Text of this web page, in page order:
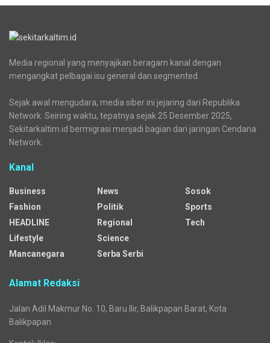
Media regional yang menyajikan beragam kanal dengan
mengangkat pelbagai isu general dan segmented.
Sejak awal mengudara, media siber ini jejaring dari Republika
Network. Seiring waktu, tepatnya sejak 25 Desember 2025,
Sekitarkaltim.id bermigrasi menjadi bagian dari jaringan Cendana
Network.
Kanal
Business
Fashion
HEADLINE
Lifestyle
Mancanegara
News
Politik
Regional
Science
Serba Serbi
Sosok
Sports
Tech
Alamat Redaksi
Jalan Adil Makmur No. 10, Baru Ilir, Balikpapan Barat, Kota
Balikpapan.